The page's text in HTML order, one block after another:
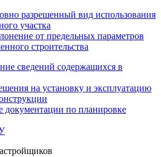
разрешенный вид использования
участка
от предельных параметров
строительства
сведений содержащихся в
на установку и эксплуатацию
документации по планировке